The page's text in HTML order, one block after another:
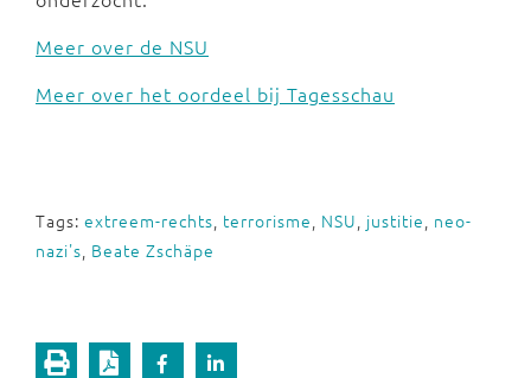
Meer over de NSU
Meer over het oordeel bij Tagesschau
Tags: extreem-rechts, terrorisme, NSU, justitie, neo-
nazi's, Beate Zschäpe